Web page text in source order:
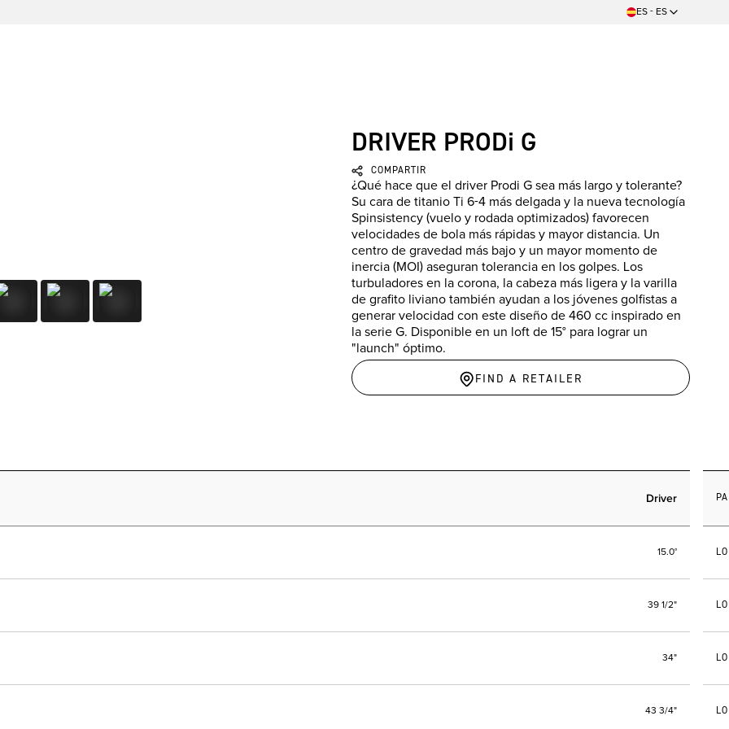
ES - ES
DRIVER PRODi G
COMPARTIR
¿Qué hace que el driver Prodi G sea más largo y tolerante?
Su cara de titanio Ti 6-4 más delgada y la nueva tecnología
Spinsistency (vuelo y rodada optimizados) favorecen
velocidades de bola más rápidas y mayor distancia. Un
centro de gravedad más bajo y un mayor momento de
inercia (MOI) aseguran tolerancia en los golpes. Los
turbuladores en la corona, la cabeza más ligera y la varilla
de grafito liviano también ayudan a los jóvenes golfistas a
generar velocidad con este diseño de 460 cc inspirado en
la serie G. Disponible en un loft de 15° para lograr un
"launch" óptimo.
FIND A RETAILER
Driver
15.0°
39 1/2"
34"
43 3/4"